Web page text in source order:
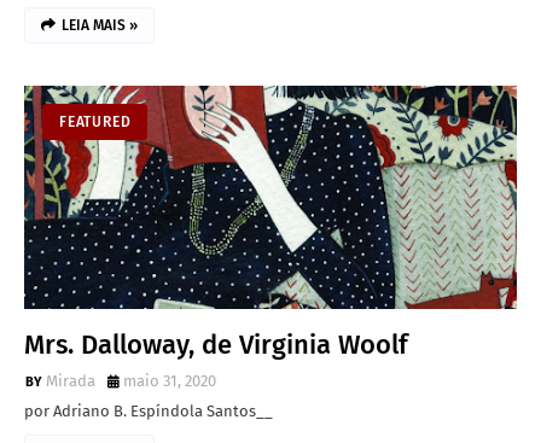
LEIA MAIS »
FEATURED
Mrs. Dalloway, de Virginia Woolf
Mirada
maio 31, 2020
por Adriano B. Espíndola Santos__